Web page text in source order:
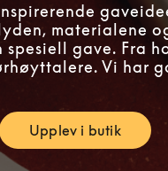
materialene
gave. Fra
Vi har
Upplev i butik
Link Opens in